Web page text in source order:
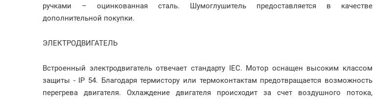
ручками – оцинкованная сталь. Шумоглушитель предоставляется в качестве
дополнительной покупки.
ЭЛЕКТРОДВИГАТЕЛЬ
Встроенный электродвигатель отвечает стандарту IEC. Мотор оснащен высоким классом
защиты - IP 54. Благодаря термистору или термоконтактам предотвращается возможность
перегрева двигателя. Охлаждение двигателя происходит за счет воздушного потока,